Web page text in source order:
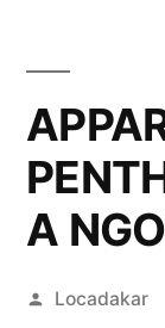
A
Publié
Locadakar